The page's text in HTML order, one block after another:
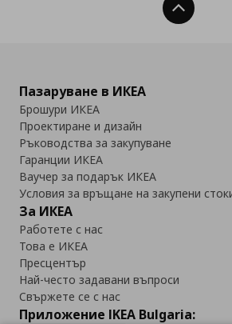
Нагоре
Пазаруване в ИКЕА
Брошури ИКЕА
Проектиране и дизайн
Ръководства за закупуване
Гаранции ИКЕА
Ваучер за подарък ИКЕА
Условия за връщане на закупени
За ИКЕА
Работете с нас
Това е ИКЕА
Пресцентър
Най-често задавани въпроси
Свържете се с нас
Приложение IKEA Bulgaria: